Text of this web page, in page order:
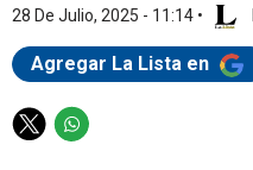
28 De Julio, 2025 - 11:14 •
Agregar La Lista en
T
W